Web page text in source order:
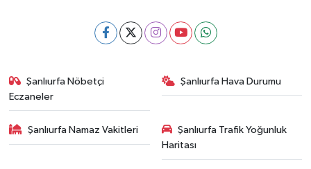
Şanlıurfa Nöbetçi
Eczaneler
Şanlıurfa Hava Durumu
Şanlıurfa Namaz Vakitleri
Şanlıurfa Trafik Yoğunluk
Haritası